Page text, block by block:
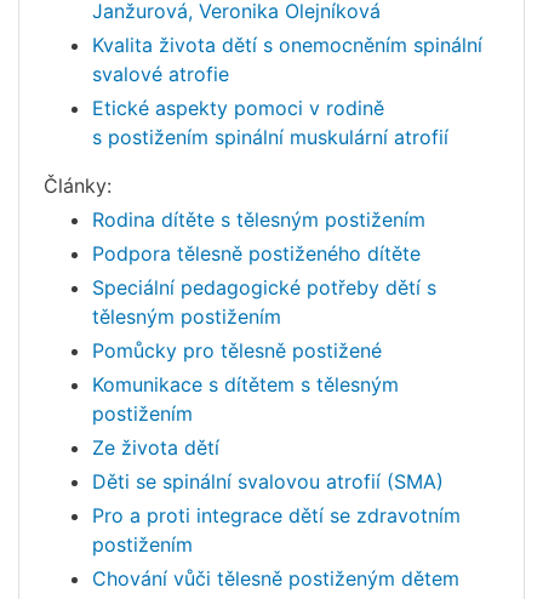
Janžurová, Veronika Olejníková
Kvalita života dětí s onemocněním spinální
svalové atrofie
Etické aspekty pomoci v rodině
s postižením spinální muskulární atrofií
Články:
Rodina dítěte s tělesným postižením
Podpora tělesně postiženého dítěte
Speciální pedagogické potřeby dětí s
tělesným postižením
Pomůcky pro tělesně postižené
Komunikace s dítětem s tělesným
postižením
Ze života dětí
Děti se spinální svalovou atrofií (SMA)
Pro a proti integrace dětí se zdravotním
postižením
Chování vůči tělesně postiženým dětem